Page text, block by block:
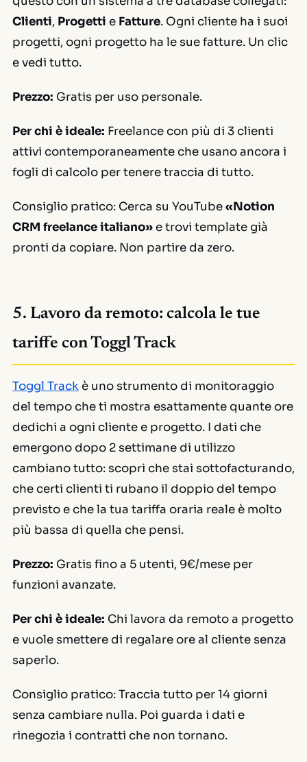
Clienti, Progetti e Fatture. Ogni cliente ha i suoi
progetti, ogni progetto ha le sue fatture. Un clic
e vedi tutto.
Prezzo: Gratis per uso personale.
Per chi è ideale: Freelance con più di 3 clienti
attivi contemporaneamente che usano ancora i
fogli di calcolo per tenere traccia di tutto.
Consiglio pratico: Cerca su YouTube«Notion
CRM freelance italiano»e trovi template già
pronti da copiare. Non partire da zero.
5. Lavoro da remoto: calcola le tue
tariffe con Toggl Track
Toggl Trackè uno strumento di monitoraggio
del tempo che ti mostra esattamente quante ore
dedichi a ogni cliente e progetto. I dati che
emergono dopo 2 settimane di utilizzo
cambiano tutto: scopri che stai sottofacturando,
che certi clienti ti rubano il doppio del tempo
previsto e che la tua tariffa oraria reale è molto
più bassa di quella che pensi.
Prezzo: Gratis fino a 5 utenti, 9€/mese per
funzioni avanzate.
Per chi è ideale: Chi lavora da remoto a progetto
e vuole smettere di regalare ore al cliente senza
saperlo.
Consiglio pratico:Traccia tutto per 14 giorni
senza cambiare nulla. Poi guarda i dati e
rinegozia i contratti che non tornano.